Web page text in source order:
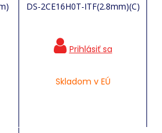
DS-2CE16H0T-ITF(2.8mm)(C)
Skladom v EÚ